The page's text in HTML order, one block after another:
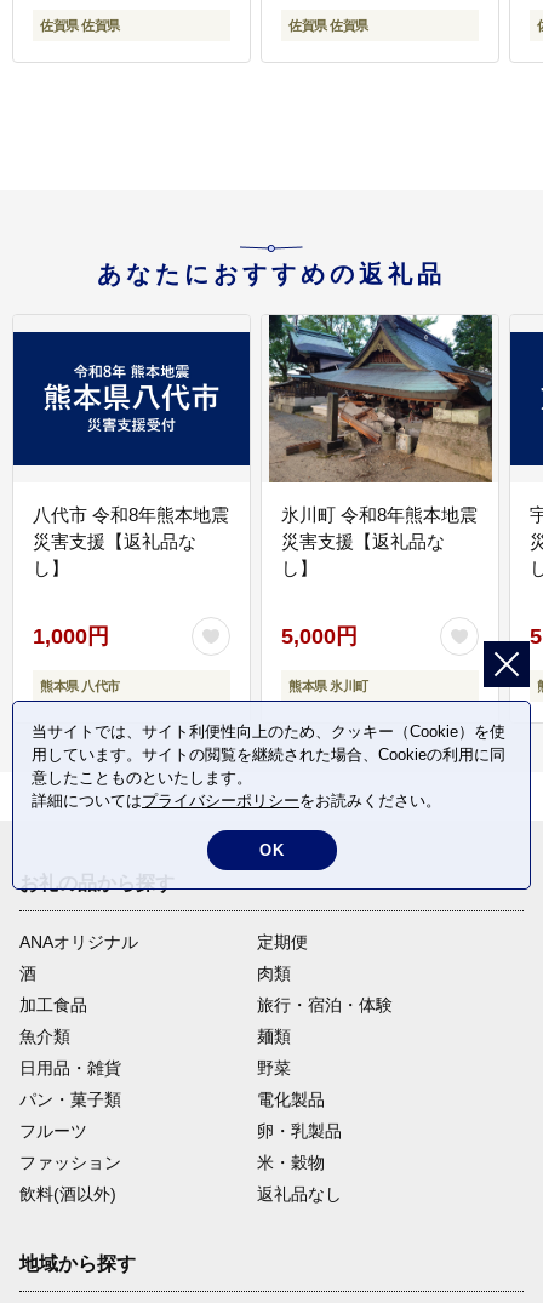
[41AAAF001]
佐賀県 佐賀県 佐賀県 佐賀県
あなたにおすすめの返礼品
八代市 令和8年熊本地震
災害支援【返礼品な
し】
1,000円
熊本県 八代市
氷川町 令和8年熊本地震
災害支援【返礼品な
し】
5,000円
熊本県 氷川町
ANAオリジナル
定期便
酒
肉類
加工食品
旅行・宿泊・体験
魚介類
麺類
日用品・雑貨
野菜
パン・菓子類
電化製品
フルーツ
卵・乳製品
ファッション
米・穀物
飲料(酒以外)
返礼品なし
地域から探す
当サイトでは、サイト利便性向上のため、クッキー（Cookie）を使
用しています。サイトの閲覧を継続された場合、Cookieの利用に同
意したことものといたします。
詳細についてはプライバシーポリシーをお読みください。
OK